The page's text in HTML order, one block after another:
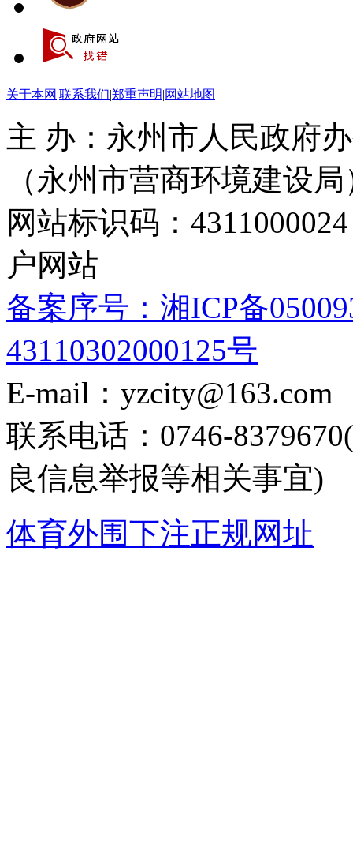
关于本网 |联系我们|郑重声明|网站地图
主 办：永州市人民政府
（永州市营商环境建设局
网站标识码：
户网站
备案序号：湘ICP备
43110302000125号
E-mail：yzcity@163.com
联系电话：0746-
良信息举报等相关事宜)
体育外围下注正规网址